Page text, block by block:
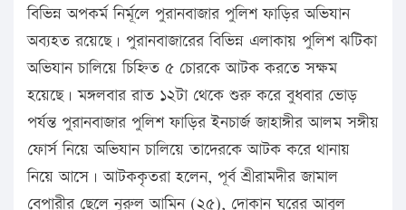
বিভিন্ন অপকর্ম নির্মূলে পুরানবাজার পুলিশ ফাড়ির অভিযান
অব্যহত রয়েছে। পুরানবাজারের বিভিন্ন এলাকায় পুলিশ ঝটিকা
অভিযান চালিয়ে চিহ্নিত ৫ চোরকে আটক করতে সক্ষম
হয়েছে। মঙ্গলবার রাত ১২টা থেকে শুরু করে বুধবার ভোড়
পর্যন্ত পুরানবাজার পুলিশ ফাড়ির ইনচার্জ জাহাঙ্গীর আলম সঙ্গীয়
ফোর্স নিয়ে অভিযান চালিয়ে তাদেরকে আটক করে থানায়
নিয়ে আসে। আটককৃতরা হলেন, পূর্ব শ্রীরামদীর জামাল
বেপারীর ছেলে নুরুল আমিন (২৫), দোকান ঘরের আবুল